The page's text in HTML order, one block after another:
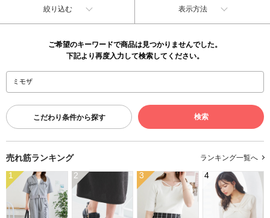
絞り込む 表示方法
ご希望のキーワードで商品は見つかりませんでした。
下記より再度入力して検索してください。
こだわり条件から探す
売れ筋ランキング ランキング一覧へ
1 2 3 4